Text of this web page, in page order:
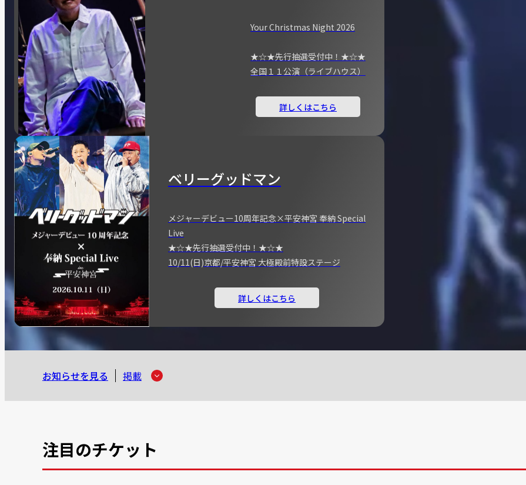
Your Christmas Night 2026
★☆★先行抽選受付中！★☆★
全国１１公演（ライブハウス）
詳しくはこちら
ベリーグッドマン
メジャーデビュー10周年記念×平安神宮 奉納 Special
Live
★☆★先行抽選受付中！★☆★
10/11(日)京都/平安神宮 大極殿前特設ステージ
詳しくはこちら
お知らせを見る 掲載
注目のチケット